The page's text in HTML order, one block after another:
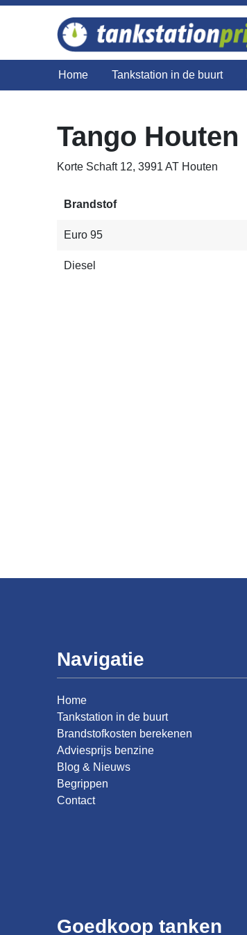
Home Tankstation in de buurt
Tango Houten
Korte Schaft 12, 3991 AT Houten
Brandstof
Euro 95
Diesel
Navigatie
Home
Tankstation in de buurt
Brandstofkosten berekenen
Adviesprijs benzine
Blog & Nieuws
Begrippen
Contact
Goedkoop tanken